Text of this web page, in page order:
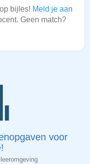
bijles! Meld je aan
Geen match?
voor